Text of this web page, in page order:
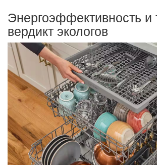
Энергоэффективность и
вердикт экологов